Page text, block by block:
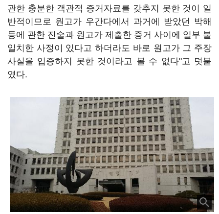
관한 충분한 객관적 증거자료를 갖추지 못한 것이 일
반적이므로 원고가 우간다에서 과거에 받았던 박해
등에 관한 진술과 원고가 제출한 증거 사이에 일부 불
일치한 사정이 있다고 하더라도 바로 원고가 그 주장
사실을 입증하지 못한 것이라고 볼 수 없다"고 덧붙
였다.